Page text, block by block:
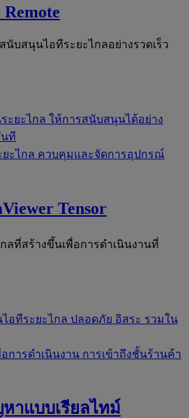
นับสนุนไอทีระยะไกลอย่างรวดเร็ว
ะยะไกล ให้การสนับสนุนได้อย่าง
ที
ะไกล ควบคุมและจัดการอุปกรณ์
Tensor
ลที่สร้างขึ้นเพื่อการดำเนินงานที่
อทีระยะไกล ปลอดภัย อิสระ รวมใน
การดำเนินงาน การเข้าถึงชั้นร้านค้า
าแบบเรียลไทม์